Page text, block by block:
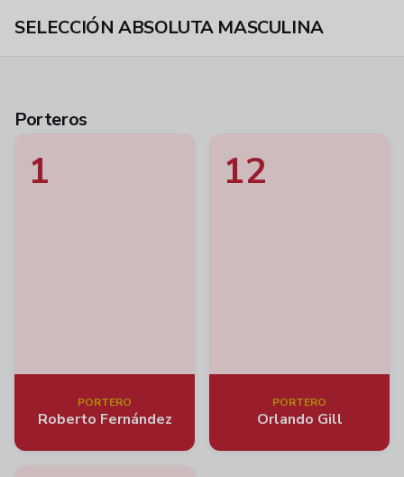
SELECCIÓN ABSOLUTA MASCULINA
Porteros
PORTERO
1
Roberto Fernández
PORTERO
12
Orlando Gill